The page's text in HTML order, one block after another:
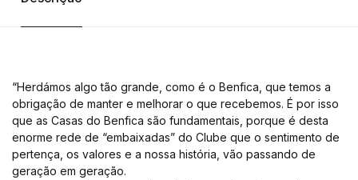
“Herdámos algo tão grande, como é o Benfica, que temos a
obrigação de manter e melhorar o que recebemos. É por isso
que as Casas do Benfica são fundamentais, porque é desta
enorme rede de “embaixadas” do Clube que o sentimento de
pertença, os valores e a nossa história, vão passando de
geração em geração.